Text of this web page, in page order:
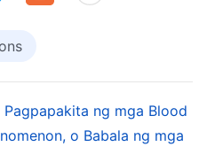
kapakanan, naging
Pedro ay mayroong
Panginoon at taglay
ng pag-ibig para sa
Pagpapakita ng mga Blood
o Babala ng mga